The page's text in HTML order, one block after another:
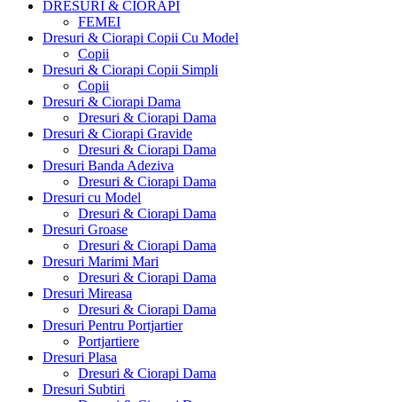
DRESURI & CIORAPI
FEMEI
Dresuri & Ciorapi Copii Cu Model
Copii
Dresuri & Ciorapi Copii Simpli
Copii
Dresuri & Ciorapi Dama
Dresuri & Ciorapi Dama
Dresuri & Ciorapi Gravide
Dresuri & Ciorapi Dama
Dresuri Banda Adeziva
Dresuri & Ciorapi Dama
Dresuri cu Model
Dresuri & Ciorapi Dama
Dresuri Groase
Dresuri & Ciorapi Dama
Dresuri Marimi Mari
Dresuri & Ciorapi Dama
Dresuri Mireasa
Dresuri & Ciorapi Dama
Dresuri Pentru Portjartier
Portjartiere
Dresuri Plasa
Dresuri & Ciorapi Dama
Dresuri Subtiri